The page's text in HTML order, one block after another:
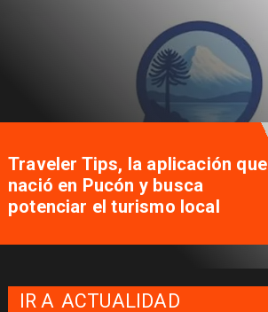
Traveler Tips, la aplicación que
nació en Pucón y busca
potenciar el turismo local
IR A ACTUALIDAD